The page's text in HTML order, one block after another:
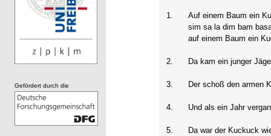
1.
Auf einem Baum ein
sim sa la dim bam
auf einem Baum ein
2. Da kam ein junger
3. Der schoß den armen
4. Und als ein Jahr
5. Da war der Kuckuck
Gefördert durch die